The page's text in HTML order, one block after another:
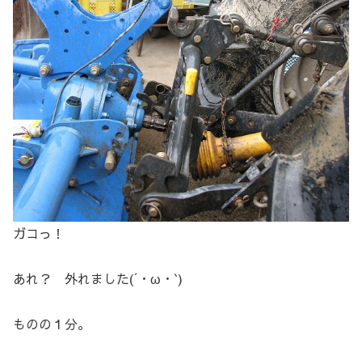
ガコっ！
あれ？ 外れました(´・ω・`)
ものの１分。